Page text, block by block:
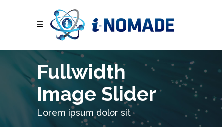
Fullwidth
Image Slider
Lorem ipsum dolor sit